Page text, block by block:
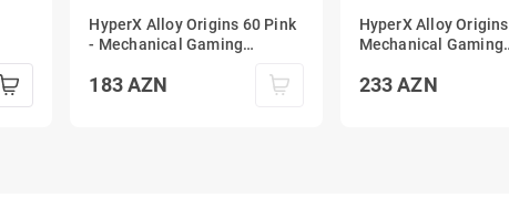
HyperX Alloy Origins 60 Pink
- Mechanical Gaming
183AZN
HyperX Alloy
Mechanical Gaming
233AZN